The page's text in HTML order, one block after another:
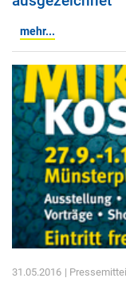
mehr...
31.05.2016 |